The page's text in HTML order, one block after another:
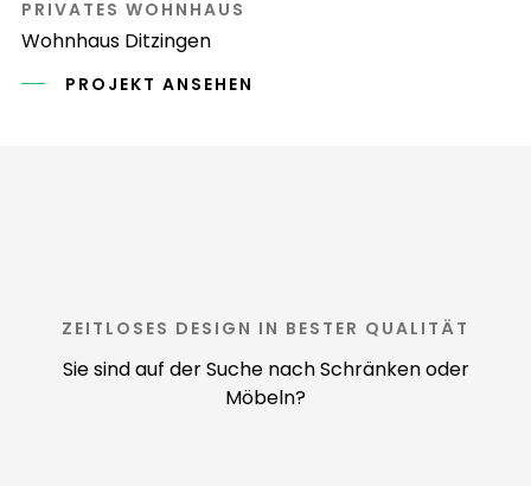
PRIVATES WOHNHAUS
Wohnhaus Ditzingen
PROJEKT ANSEHEN
ZEITLOSES DESIGN IN BESTER QUALITÄT
Sie sind auf der Suche nach Schränken oder
Möbeln?